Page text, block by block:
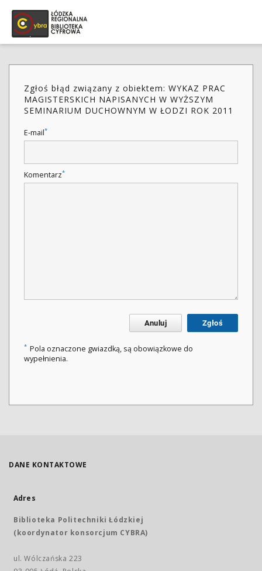
Zgłoś błąd związany z obiektem: WYKAZ PRAC
MAGISTERSKICH NAPISANYCH W WYŻSZYM
SEMINARIUM DUCHOWNYM W ŁODZI ROK 2011
E-mail*
Komentarz*
Anuluj Zgłoś
* Pola oznaczone gwiazdką, są obowiązkowe do
wypełnienia.
DANE KONTAKTOWE
Adres
Biblioteka Politechniki Łódzkiej
(koordynator konsorcjum CYBRA)
ul. Wólczańska 223